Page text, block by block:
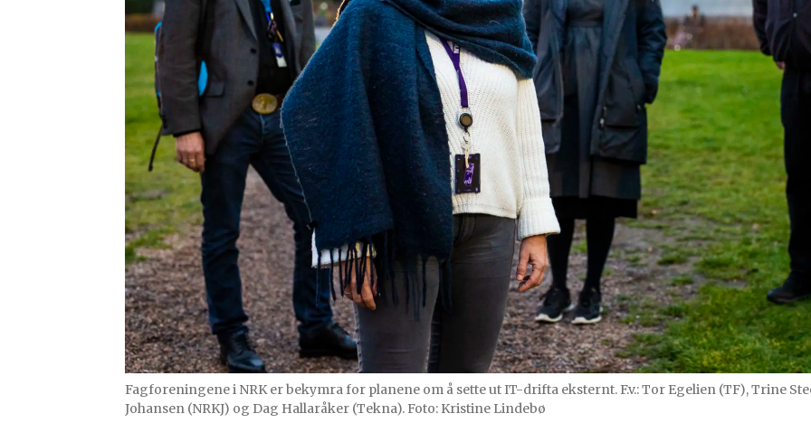
Fagforeningene i NRK er bekymra for planene om å sette ut IT-drifta eksternt. F.v.: Tor Egelien (TF), Trine
Johansen (NRKJ) og Dag Hallaråker (Tekna). Foto: Kristine Lindebø